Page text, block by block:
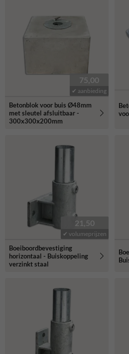
75,00
✔ aanbieding
Betonblok voor buis Ø48mm
met sleutel afsluitbaar -
300x300x200mm
21,50
✔ volumeprijzen
Boeiboordbevestiging
horizontaal - Buiskoppeling
verzinkt staal